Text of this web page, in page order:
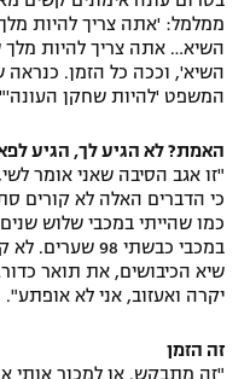
ממלמל: 'אתה צריך להיות
השיא… אתה צריך להיות
השיא', וככה כל הזמן.
המשפט 'להיות שחקן
האמת? לא הגיע לך, הגיע
"זו אגב הסיבה שאני אומר
כי הדברים האלה לא קורים
במכבי כבשתי
שיא הכיבושים, את תואר
יקרה ואעזוב, אני לא אופתע".
זה הזמן
"זה מתבקש. או למכור אותי